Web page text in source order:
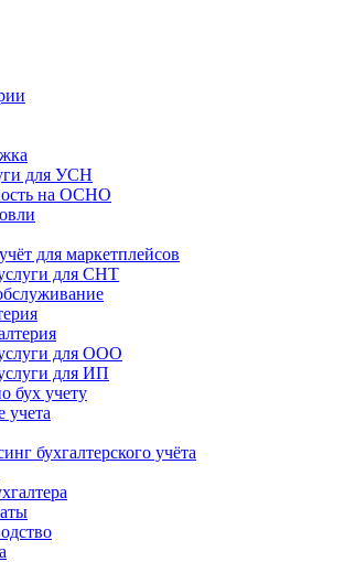
для УСН
на ОСНО
для маркетплейсов
для СНТ
для ООО
для ИП
бух учету
учета
бухгалтерского учёта